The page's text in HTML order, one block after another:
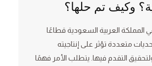
وكيف تم حلها؟
المملكة العربية السعودية قطاعًا
متعددة تؤثر على إنتاجيته
التقدم فيها. يتطلب الأمر فهمًا